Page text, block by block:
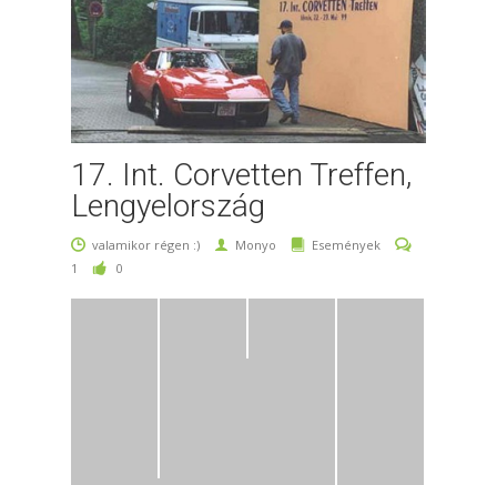
17. Int. Corvetten Treffen,
Lengyelország
valamikor régen :) Monyo
Események
1
0